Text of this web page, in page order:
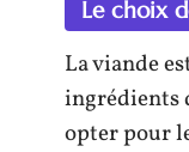
Le choix
La viande
ingrédients
opter pour